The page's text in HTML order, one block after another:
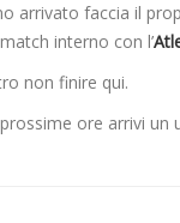
arrivato faccia il
interno con l’
non finire qui.
ore arrivi